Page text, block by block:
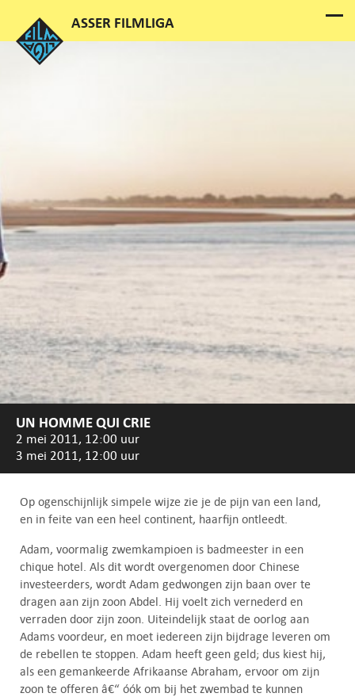
UN HOMME QUI CRIE
2 mei 2011, 12:00 uur
3 mei 2011, 12:00 uur
Op ogenschijnlijk simpele wijze zie je de pijn van een land,
en in feite van een heel continent, haarfijn ontleedt.
Adam, voormalig zwemkampioen is badmeester in een
chique hotel. Als dit wordt overgenomen door Chinese
investeerders, wordt Adam gedwongen zijn baan over te
dragen aan zijn zoon Abdel. Hij voelt zich vernederd en
verraden door zijn zoon. Uiteindelijk staat de oorlog aan
Adams voordeur, en moet iedereen zijn bijdrage leveren om
de rebellen te stoppen. Adam heeft geen geld; dus kiest hij,
als een gemankeerde Afrikaanse Abraham, ervoor om zijn
zoon te offeren â€“ óók om bij het zwembad te kunnen